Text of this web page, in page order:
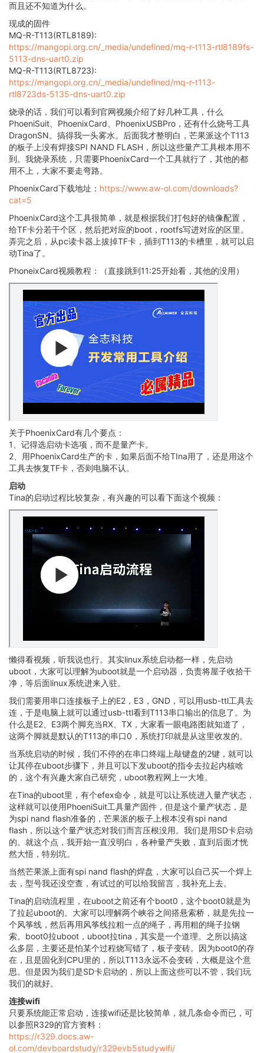
而且还不知道为什么。
现成的固件
MQ-R-T113(RTL8189):
https://mangopi.org.cn/_media/undefined/mq-r-t113-rtl8189fs-
5113-dns-uart0.zip
MQ-R-T113(RTL8723):
https://mangopi.org.cn/_media/undefined/mq-r-t113-
rtl8723ds-5135-dns-uart0.zip
烧录的话，我们可以看到官网视频介绍了好几种工具，什么
PhoeniSuit、PhoenixCard、PhoenixUSBPro，还有什么烧号工具
DragonSN。搞得我一头雾水。后面我才整明白，芒果派这个T113
的板子上没有焊接SPI NAND FLASH，所以这些量产工具根本用不
到。我烧录系统，只需要PhoenixCard一个工具就行了，其他的都
用不上，大家不要走弯路。
PhoenixCard下载地址： https://www.aw-ol.com/downloads?
cat=5
PhoenixCard这个工具很简单，就是根据我们打包好的镜像配置，
给TF卡分若干个区，然后把对应的boot，rootfs写进对应的区里。
弄完之后，从pc读卡器上拔掉TF卡，插到T113的卡槽里，就可以启
动Tina了。
PhoneixCard视频教程：（直接跳到11:25开始看，其他的没用）
关于PhoenixCard有几个要点：
1、记得选启动卡选项，而不是量产卡。
2、用PhoenixCard生产的卡，如果后面不给TIna用了，还是用这个
工具去恢复TF卡，否则电脑不认。
启动
Tina的启动过程比较复杂，有兴趣的可以看下面这个视频：
懒得看视频，听我说也行。其实linux系统启动都一样，先启动
uboot，大家可以理解为uboot就是一个启动器，负责将屋子收拾干
净，等后面linux系统进来入驻。
我们需要用串口连接板子上的E2，E3，GND，可以用usb-ttl工具去
连，于是电脑上就可以通过usb-ttl看到T113串口输出的信息了。为
什么是E2、E3两个脚充当RX、TX，大家看一眼电路图就知道了，
这两个脚就是默认的T113的串口0，系统打印就是从这里收发的。
当系统启动的时候，我们不停的在串口终端上敲键盘的2键，就可以
让其停在uboot步骤下，并且可以下发uboot的指令去拉起内核啥
的，这个有兴趣大家自己研究，uboot教程网上一大堆。
在Tina的uboot里，有个efex命令，就是可以让系统进入量产状态，
这样就可以使用PhoeniSuit工具量产固件，但是这个量产状态，是
为spi nand flash准备的，芒果派的板子上根本没有spi nand
flash，所以这个量产状态对我们而言压根没用。我们是用SD卡启动
的。就这个点，我开始一直没明白，各种量产失败，直到后面才恍
然大悟，特别坑。
当然芒果派上面有spi nand flash的焊盘，大家可以自己买一个焊上
去，型号我还没空查，有试过的可以给我留言，我补充上去。
Tina的启动流程里，在uboot之前还有个boot0，这个boot0就是为
了拉起uboot的。大家可以理解两个峡谷之间搭悬索桥，就是先拉一
个风筝线，然后再用风筝线拉粗一点的绳子，再用粗的绳子拉钢
索。boot0拉uboot，uboot拉tina，其实是一个道理。之所以搞这
么多层，主要还是怕某个过程烧写错了，板子变砖。因为boot0的存
在，且是固化到CPU里的，所以T113永远不会变砖，大概是这个意
思。但是因为我们是SD卡启动的，所以上面这些可以不管，我们玩
我们的就好。
连接wifi
只要系统能正常启动，连接wifi还是比较简单，就几条命令而已，可
以参照R329的官方资料：
https://r329.docs.aw-
ol.com/devboardstudy/r329evb5studywifi/